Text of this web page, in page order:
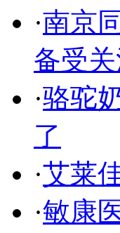
·南京
备受
·骆驼
了
·艾莱
·敏康